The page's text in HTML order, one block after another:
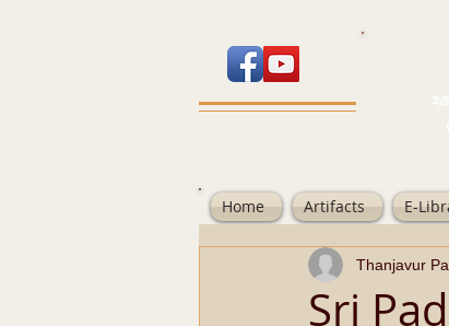
Home Artifacts E-
Sri
Thanjavur